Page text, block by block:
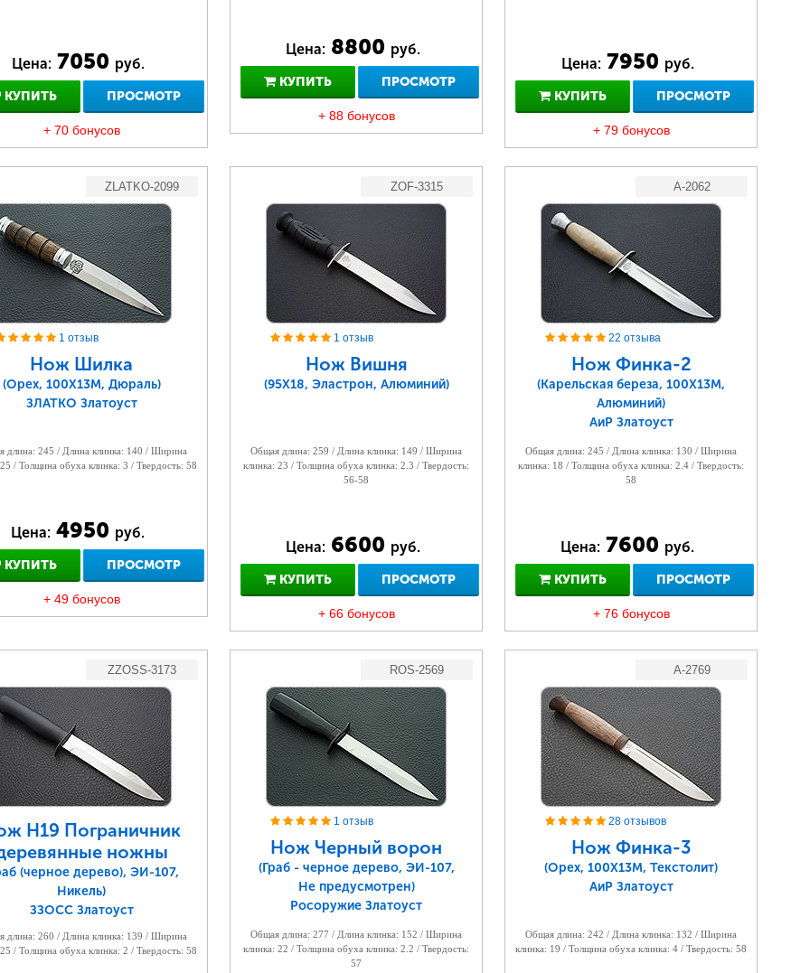
Цена: 7050 руб.
КУПИТЬ ПРОСМОТР
+ 70 бонусов
Цена: 8800 руб.
КУПИТЬ ПРОСМОТР
+ 88 бонусов
Цена: 7950 руб.
КУПИТЬ ПРОСМОТР
+ 79 бонусов
ZLATKO-2099
1 отзыв
Нож Шилка
(Орех, 100Х13М, Дюраль)
ЗЛАТКО Златоуст
длина: 245 / Длина клинка: 140 / Ширина
/ Толщина обуха клинка: 3 / Твердость: 58
Цена: 4950 руб.
КУПИТЬ ПРОСМОТР
+ 49 бонусов
ZOF-3315
1 отзыв
Нож Вишня
(95Х18, Эластрон, Алюминий)
Общая длина: 259 / Длина клинка: 149 / Ширина
клинка: 23 / Толщина обуха клинка: 2.3 / Твердость:
56-58
Цена: 6600 руб.
КУПИТЬ ПРОСМОТР
+ 66 бонусов
A-2062
22 отзыва
Нож Финка-2
(Карельская береза, 100Х13М,
Алюминий)
АиР Златоуст
Общая длина: 245 / Длина клинка: 130 / Ширина
клинка: 18 / Толщина обуха клинка: 2.4 / Твердость:
58
Цена: 7600 руб.
КУПИТЬ ПРОСМОТР
+ 76 бонусов
ZZOSS-3173
Н19 Пограничник
ножны
(черное дерево), ЭИ-107,
Никель)
ЗЗОСС Златоуст
длина: 260 / Длина клинка: 139 / Ширина
/ Толщина обуха клинка: 2 / Твердость: 58
ROS-2569
1 отзыв
Нож Черный ворон
(Граб - черное дерево, ЭИ-107,
Не предусмотрен)
Росоружие Златоуст
Общая длина: 277 / Длина клинка: 152 / Ширина
клинка: 22 / Толщина обуха клинка: 2.2 / Твердость:
57
A-2769
28 отзывов
Нож Финка-3
(Орех, 100Х13М, Текстолит)
АиР Златоуст
Общая длина: 242 / Длина клинка: 132 / Ширина
клинка: 19 / Толщина обуха клинка: 4 / Твердость: 58